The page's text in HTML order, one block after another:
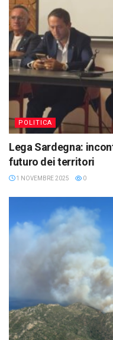
POLITICA
Lega Sardegna:
futuro dei territori
1 NOVEMBRE 2025 0